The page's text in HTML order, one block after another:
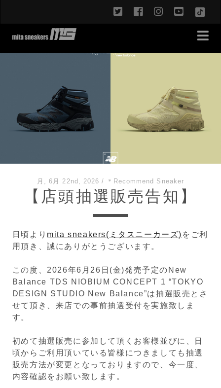
twitterfacebookinstagram
月, 6月 22nd, 2026 / ＊Recommend Sneaker
【店頭抽選販売告知】
日頃より mita sneakers(ミタスニーカーズ) をご利
用頂き、誠にありがとうございます。
この度、2026年6月26日(金)発売予定の New
Balance TDS NIOBIUM CONCEPT 1 “TOKYO
DESIGN STUDIO New Balance”は抽選販売とさ
せて頂き、来店での事前抽選受付を実施致しま
す。
初めて抽選販売に参加して頂くお客様並びに、日
頃からご利用頂いている皆様につきましても抽選
販売方法が変更となっておりますので、今一度、
内容確認をお願い致します。